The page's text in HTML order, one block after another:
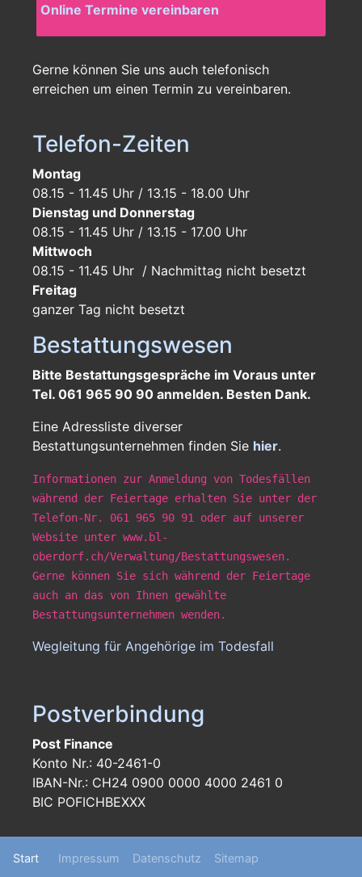
Online Termine vereinbaren
Gerne können Sie uns auch telefonisch
erreichen um einen Termin zu vereinbaren.
Telefon-Zeiten
Montag
08.15 - 11.45 Uhr / 13.15 - 18.00 Uhr
Dienstag und Donnerstag
08.15 - 11.45 Uhr / 13.15 - 17.00 Uhr
Mittwoch
08.15 - 11.45 Uhr / Nachmittag nicht besetzt
Freitag
ganzer Tag nicht besetzt
Bestattungswesen
Bitte Bestattungsgespräche im Voraus unter
Tel. 061 965 90 90 anmelden. Besten Dank.
Eine Adressliste diverser
Bestattungsunternehmen finden Sie hier.
Informationen zur Anmeldung von Todesfällen
während der Feiertage erhalten Sie unter der
Telefon-Nr. 061 965 90 91 oder auf unserer
Website unter www.bl-
oberdorf.ch/Verwaltung/Bestattungswesen.
Gerne können Sie sich während der Feiertage
auch an das von Ihnen gewählte
Bestattungsunternehmen wenden.
Wegleitung für Angehörige im Todesfall
Postverbindung
Post Finance
Konto Nr.: 40-2461-0
IBAN-Nr.: CH24 0900 0000 4000 2461 0
BIC POFICHBEXXX
menu
Start Impressum Datenschutz Sitemap